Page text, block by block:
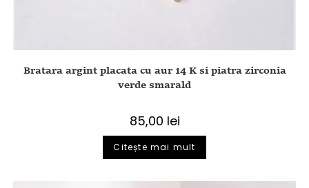
Bratara argint placata cu aur 14 K si piatra zirconia
verde smarald
85,00 lei
Citește mai mult